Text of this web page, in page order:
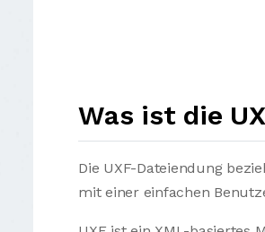
Was ist die
Die UXF-Dateiendung
mit einer einfachen